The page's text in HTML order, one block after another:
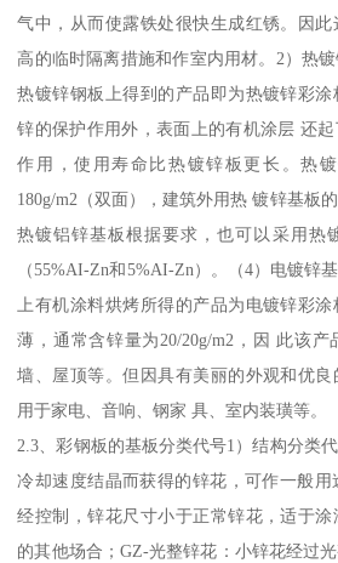
气中，从而使露铁处很快生成红锈。因
高的临时隔离措施和作室内用材。2）热
热镀锌钢板上得到的产品即为热镀锌彩
锌的保护作用外，表面上的有机涂层 还
作用，使用寿命比热镀锌板更长。热
180g/m2（双面），建筑外用热 镀锌基板的
热镀铝锌基板根据要求，也可以采用热
（55%AI-Zn和5%AI-Zn）。（4）电镀锌
上有机涂料烘烤所得的产品为电镀锌彩
薄，通常含锌量为20/20g/m2，因 此该
墙、屋顶等。但因具有美丽的外观和优
用于家电、音响、钢家 具、室内装璜等。
2.3、彩钢板的基板分类代号1）结构分类
冷却速度结晶而获得的锌花，可作一般
经控制，锌花尺寸小于正常锌花，适于
的其他场合；GZ-光整锌花：小锌花经过